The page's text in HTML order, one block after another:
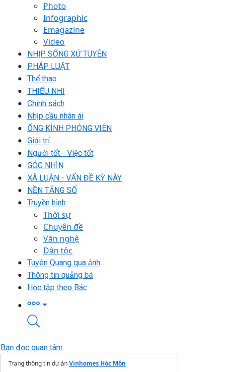
Photo
Infographic
Emagazine
Video
NHỊP SỐNG XỨ TUYÊN
PHÁP LUẬT
Thể thao
THIẾU NHI
Chính sách
Nhịp cầu nhân ái
ỐNG KÍNH PHÓNG VIÊN
Giải trí
Người tốt - Việc tốt
GÓC NHÌN
XÃ LUẬN - VẤN ĐỀ KỲ NÀY
NỀN TẢNG SỐ
Truyền hình
Thời sự
Chuyên đề
Văn nghệ
Dân tộc
Tuyên Quang qua ảnh
Thông tin quảng bá
Học tập theo Bác
Bạn đọc quan tâm
Trang thông tin dự ánVinhomes Hóc Môn